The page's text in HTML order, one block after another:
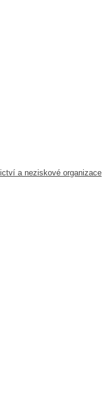
a neziskové organizace